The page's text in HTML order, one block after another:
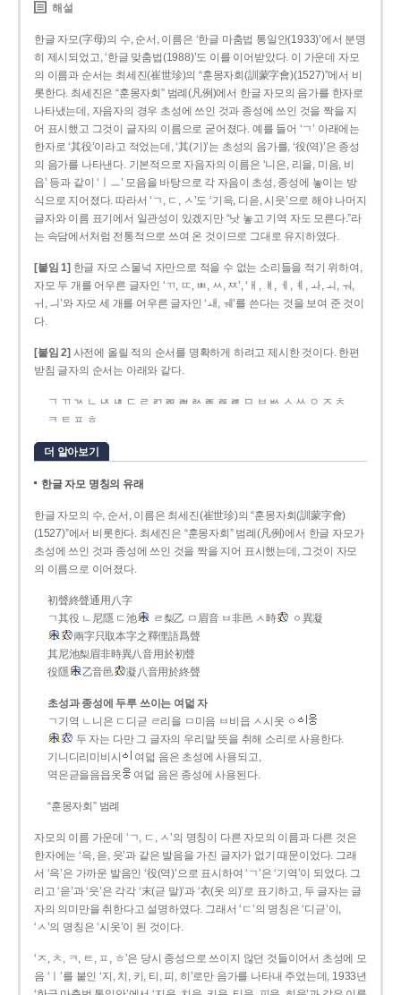
해설
한글 자모(字母)의 수, 순서, 이름은 ‘한글 마춤법 통일안(1933)’에서 분명
히 제시되었고, ‘한글 맞춤법(1988)’도 이를 이어받았다. 이 가운데 자모
의 이름과 순서는 최세진(崔世珍)의 “훈몽자회(訓蒙字會)(1527)”에서 비
롯한다. 최세진은 “훈몽자회” 범례(凡例)에서 한글 자모의 음가를 한자로
나타냈는데, 자음자의 경우 초성에 쓰인 것과 종성에 쓰인 것을 짝을 지
어 표시했고 그것이 글자의 이름으로 굳어졌다. 예를 들어 ‘ㄱ’ 아래에는
한자로 ‘其役’이라고 적었는데, ‘其(기)’는 초성의 음가를, ‘役(역)’은 종성
의 음가를 나타낸다. 기본적으로 자음자의 이름은 ‘니은, 리을, 미음, 비
읍’ 등과 같이 ‘ㅣㅡ’ 모음을 바탕으로 각 자음이 초성, 종성에 놓이는 방
식으로 지어졌다. 따라서 ‘ㄱ, ㄷ, ㅅ’도 ‘기윽, 디읃, 시읏’으로 해야 나머지
글자와 이름 표기에서 일관성이 있겠지만 “낫 놓고 기역 자도 모른다.”라
는 속담에서처럼 전통적으로 쓰여 온 것이므로 그대로 유지하였다.
[붙임 1] 한글 자모 스물넉 자만으로 적을 수 없는 소리들을 적기 위하여,
자모 두 개를 어우른 글자인 ‘ㄲ, ㄸ, ㅃ, ㅆ, ㅉ’, ‘ㅐ, ㅒ, ㅔ, ㅖ, ㅘ, ㅚ, ㅝ,
ㅟ, ㅢ’와 자모 세 개를 어우른 글자인 ‘ㅙ, ㅞ’를 쓴다는 것을 보여 준 것이
다.
[붙임 2] 사전에 올릴 적의 순서를 명확하게 하려고 제시한 것이다. 한편
받침 글자의 순서는 아래와 같다.
ㄱ ㄲ ㄳ ㄴ ㄵ ㄶ ㄷ ㄹ ㄺ ㄻ ㄼ ㄽ ㄾ ㄿ ㅀ ㅁ ㅂ ㅄ ㅅ ㅆ ㅇ ㅈ ㅊ
ㅋ ㅌ ㅍ ㅎ
더 알아보기
한글 자모 명칭의 유래
한글 자모의 수, 순서, 이름은 최세진(崔世珍)의 “훈몽자회(訓蒙字會)
(1527)”에서 비롯한다. 최세진은 “훈몽자회” 범례(凡例)에서 한글 자모가
초성에 쓰인 것과 종성에 쓰인 것을 짝을 지어 표시했는데, 그것이 자모
의 이름으로 이어졌다.
初聲終聲通用八字
ㄱ其役 ㄴ尼隱 ㄷ池
ㄹ梨乙 ㅁ眉音 ㅂ非邑 ㅅ時
ㆁ異凝
兩字只取本字之釋俚語爲聲
其尼池梨眉非時異八音用於初聲
役隱
乙音邑 凝八音用於終聲
초성과 종성에 두루 쓰이는 여덟 자
ㄱ기역 ㄴ니은 ㄷ디귿 ㄹ리을 ㅁ미음 ㅂ비읍 ㅅ시옷 ㆁ
두 자는 다만 그 글자의 우리말 뜻을 취해 소리로 사용한다.
기니디리미비시
여덟 음은 초성에 사용되고,
역은귿을음읍옷
여덟 음은 종성에 사용된다.
“훈몽자회” 범례
자모의 이름 가운데 ‘ㄱ, ㄷ, ㅅ’의 명칭이 다른 자모의 이름과 다른 것은
한자에는 ‘윽, 읃, 읏’과 같은 발음을 가진 글자가 없기 때문이었다. 그래
서 ‘윽’은 가까운 발음인 ‘役(역)’으로 표시하여 ‘ㄱ’은 ‘기역’이 되었다. 그
리고 ‘읃’과 ‘읏’은 각각 ‘末(귿 말)’과 ‘衣(옷 의)’로 표기하고, 두 글자는 글
자의 의미만을 취한다고 설명하였다. 그래서 ‘ㄷ’의 명칭은 ‘디귿’이,
‘ㅅ’의 명칭은 ‘시옷’이 된 것이다.
‘ㅈ, ㅊ, ㅋ, ㅌ, ㅍ, ㅎ’은 당시 종성으로 쓰이지 않던 것들이어서 초성에 모
음 ‘ㅣ’를 붙인 ‘지, 치, 키, 티, 피, 히’로만 음가를 나타내 주었는데, 1933년